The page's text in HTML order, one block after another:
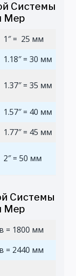
Системы
Мер
1″ = 25 мм
1.18″ = 30 мм
1.37″ = 35 мм
1.57″ = 40 мм
1.77″ = 45 мм
2″ = 50 мм
Системы
Мер
= 1800 мм
= 2440 мм